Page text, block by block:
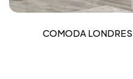
COMODA LONDRES